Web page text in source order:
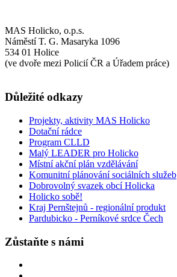
MAS Holicko, o.p.s.
Náměstí T. G. Masaryka 1096
534 01 Holice
(ve dvoře mezi Policií ČR a Úřadem práce)
Důležité odkazy
Projekty, aktivity MAS Holicko
Dotační rádce
Program CLLD
Malý LEADER pro Holicko
Místní akční plán vzdělávání
Komunitní plánování sociálních služeb
Dobrovolný svazek obcí Holicka
Holicko sobě!
Kraj Pernštejnů - regionální produkt
Pardubicko - Perníkové srdce Čech
Zůstaňte s námi